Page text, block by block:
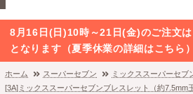
8月16日(日)10時～21日(金)のご注文
となります（夏季休業の詳細はこちら）
ホーム スーパーセブン ミックススーパーセブ
[3A]ミックススーパーセブンブレスレット（約7.5mm玉